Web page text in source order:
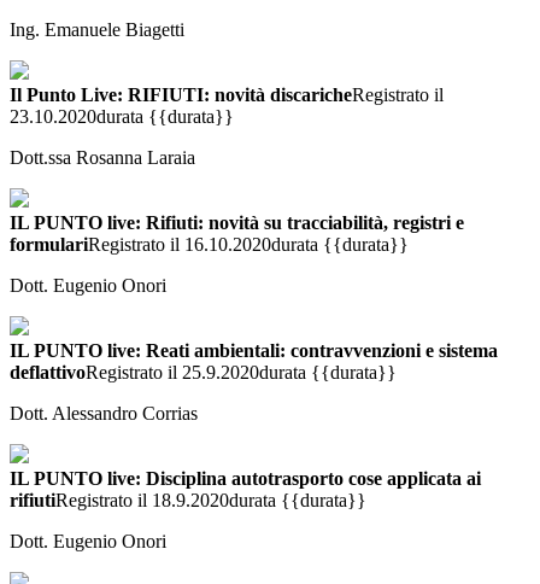
Ing. Emanuele Biagetti
Il Punto Live: RIFIUTI: novità discaricheRegistrato il
23.10.2020durata {{durata}}
Dott.ssa Rosanna Laraia
IL PUNTO live: Rifiuti: novità su tracciabilità, registri e
formulariRegistrato il 16.10.2020durata {{durata}}
Dott. Eugenio Onori
IL PUNTO live: Reati ambientali: contravvenzioni e sistema
deflattivoRegistrato il 25.9.2020durata {{durata}}
Dott. Alessandro Corrias
IL PUNTO live: Disciplina autotrasporto cose applicata ai
rifiutiRegistrato il 18.9.2020durata {{durata}}
Dott. Eugenio Onori